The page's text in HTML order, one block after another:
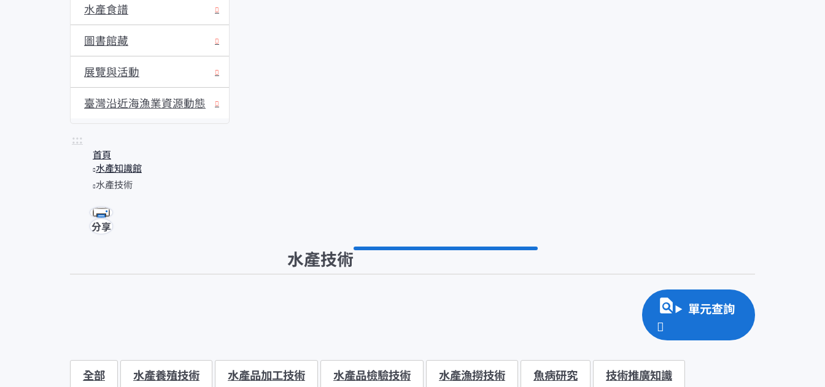
水產食譜
圖書館藏
展覽與活動
臺灣沿近海漁業資源動態
:::
首頁
水產知識館
水產技術
分享
水產技術
單元查詢
全部 水產養殖技術 水產品加工技術 水產品檢驗技術 水產漁撈技術 魚病研究 技術推廣知識